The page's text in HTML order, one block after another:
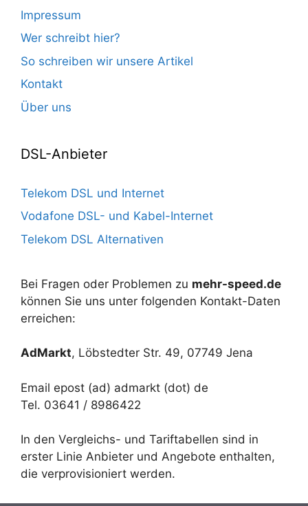
Impressum
Wer schreibt hier?
So schreiben wir unsere Artikel
Kontakt
Über uns
DSL-Anbieter
Telekom DSL und Internet
Vodafone DSL- und Kabel-Internet
Telekom DSL Alternativen
Bei Fragen oder Problemen zu mehr-speed.de
können Sie uns unter folgenden Kontakt-Daten
erreichen:
AdMarkt, Löbstedter Str. 49, 07749 Jena
Email epost (ad) admarkt (dot) de
Tel. 03641 / 8986422
In den Vergleichs- und Tariftabellen sind in
erster Linie Anbieter und Angebote enthalten,
die verprovisioniert werden.